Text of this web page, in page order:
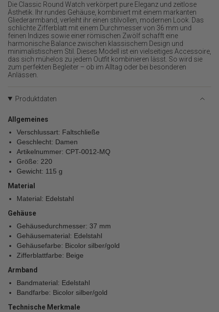
verringern",
"multiples_of"=>"Schritte
von
{{
quantity
}}",
"minimum_of"=>"Minimum
von
{{
}}",
von
quantity
}}"}
Die Classic Round Watch verkörpert pure Eleganz und zeitlose
Ästhetik. Ihr rundes Gehäuse, kombiniert mit einem markanten
Gliederarmband, verleiht ihr einen stilvollen, modernen Look. Das
schlichte Zifferblatt mit einem Durchmesser von 36 mm und
feinen Indizes sowie einer römischen Zwölf schafft eine
harmonische Balance zwischen klassischem Design und
minimalistischem Stil. Dieses Modell ist ein vielseitiges Accessoire,
das sich mühelos zu jedem Outfit kombinieren lässt. So wird sie
zum perfekten Begleiter – ob im Alltag oder bei besonderen
Anlässen.
Produktdaten
Allgemeines
Verschlussart: Faltschließe
Geschlecht: Damen
Artikelnummer: CPT-0012-MQ
Größe: 220
Gewicht: 115 g
Material
Material: Edelstahl
Gehäuse
Gehäusedurchmesser: 37 mm
Gehäusematerial: Edelstahl
Gehäusefarbe: Bicolor silber/gold
Zifferblattfarbe: Beige
Armband
Bandmaterial: Edelstahl
Bandfarbe: Bicolor silber/gold
Technische Merkmale